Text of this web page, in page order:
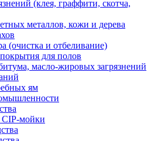
(клея, граффити, скотча,
металлов, кожи и дерева
(очистка и отбеливание)
для полов
масло-жировых загрязнений
ям
CIP-мойки